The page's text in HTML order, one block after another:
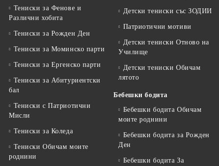
Тениски за Фенове и
Различни хобита
Тениски за Рожден Ден
Тениски за Mоминско парти
Тениски за Eргенско парти
Тениски за Aбитуриентски
бал
Тениски с Патриотични
Мисли
Тениски за Коледа
Тениски Обичам моите
роднини
Детски тениски със ЗОДИИ
Патриотични мотиви
Детски тениски Отново на
Училище
Детски тениски Обичам
лятото
Бебешки бодита
Бебешки бодита Обичам
моите роднини
Бебешки бодита за Рожден
Ден
Бебешки бодита За